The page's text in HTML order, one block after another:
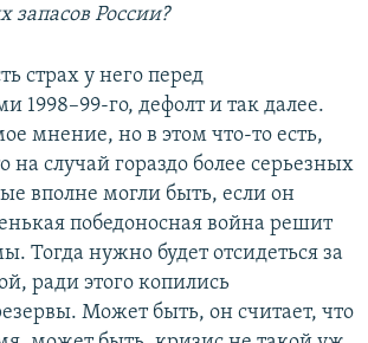
запасов России?
страх у него перед
1998–99-го, дефолт и так далее.
мнение, но в этом что-то есть,
на случай гораздо более серьезных
вполне могли быть, если он
победоносная война решит
Тогда нужно будет отсидеться за
ради этого копились
Может быть, он считает, что